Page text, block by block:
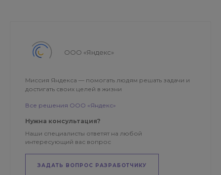
ООО «Яндекс»
Миссия Яндекса — помогать людям решать задачи и
достигать своих целей в жизни
Все решения ООО «Яндекс»
Нужна консультация?
Наши специалисты ответят на любой
интересующий вас вопрос
ЗАДАТЬ ВОПРОС РАЗРАБОТЧИКУ